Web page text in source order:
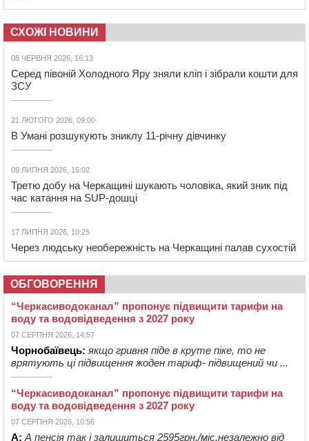
СХОЖІ НОВИНИ
08 ЧЕРВНЯ 2026, 16:13
Серед півоній Холодного Яру зняли кліп і зібрали кошти для
ЗСУ
21 ЛЮТОГО 2026, 09:00
В Умані розшукують зниклу 11-річну дівчинку
09 ЛИПНЯ 2026, 15:02
Третю добу на Черкащині шукають чоловіка, який зник під
час катання на SUP-дошці
17 ЛИПНЯ 2026, 10:25
Через людську необережність на Черкащині палав сухостій
ОБГОВОРЕННЯ
“Черкасиводоканал” пропонує підвищити тарифи на
воду та водовідведення з 2027 року
07 СЕРПНЯ 2026, 14:57
Чорнобаївець: якщо гривня піде в круте піке, то не
врятують ці підвищення жоден тариф- підвищений чи ...
“Черкасиводоканал” пропонує підвищити тарифи на
воду та водовідведення з 2027 року
07 СЕРПНЯ 2026, 10:56
А: А пенсія так і залишиться 2595грн./міс.незалежно від